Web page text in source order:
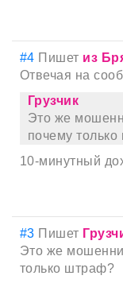
#4 Пишет из
Отвечая на
Грузчик
Это же
почему
10-минутный
#3 Пишет
Это же
только штраф?